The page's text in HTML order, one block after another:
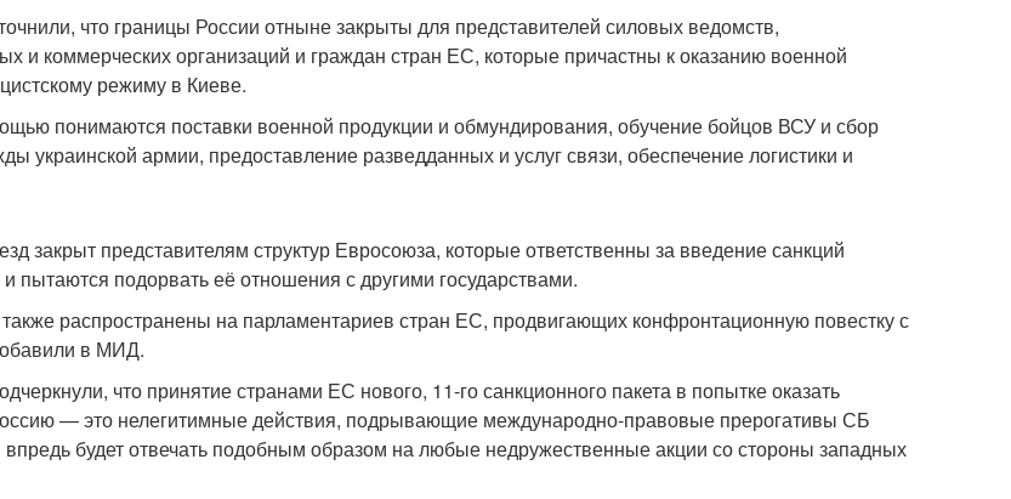
что границы России отныне закрыты для представителей силовых ведомств,
и коммерческих организаций и граждан стран ЕС, которые причастны к оказанию военной
режиму в Киеве.
понимаются поставки военной продукции и обмундирования, обучение бойцов ВСУ и сбор
украинской армии, предоставление разведданных и услуг связи, обеспечение логистики и
закрыт представителям структур Евросоюза, которые ответственны за введение санкций
пытаются подорвать её отношения с другими государствами.
распространены на парламентариев стран ЕС, продвигающих конфронтационную повестку с
в МИД.
что принятие странами ЕС нового, 11-го санкционного пакета в попытке оказать
— это нелегитимные действия, подрывающие международно-правовые прерогативы СБ
будет отвечать подобным образом на любые недружественные акции со стороны западных